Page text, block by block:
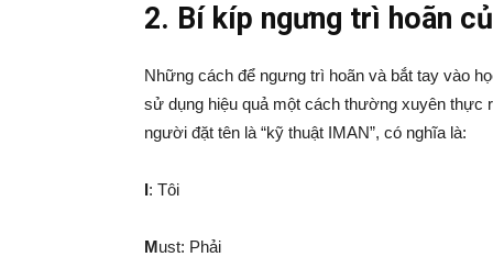
2. Bí kíp ngưng trì hoãn
Những cách để ngưng trì hoãn và bắt tay vào
sử dụng hiệu quả một cách thường xuyên thực
người đặt tên là “kỹ thuật IMAN”, có nghĩa là:
I: Tôi
Must: Phải